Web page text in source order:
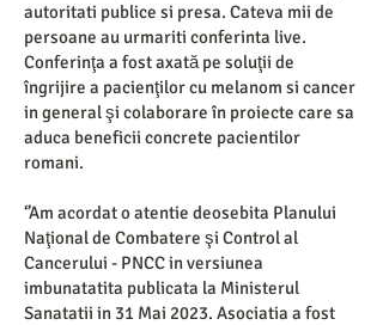
autoritati publice si presa. Cateva mii de
persoane au urmariti conferinta live.
Conferinţa a fost axată pe soluţii de
îngrijire a pacienţilor cu melanom si cancer
in general şi colaborare în proiecte care sa
aduca beneficii concrete pacientilor
romani.
‘’Am acordat o atentie deosebita Planului
Naţional de Combatere şi Control al
Cancerului - PNCC in versiunea
imbunatatita publicata la Ministerul
Sanatatii in 31 Mai 2023. Asociatia a fost